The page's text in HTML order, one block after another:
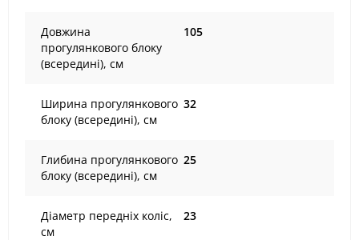
Довжина
прогулянкового блоку
(всередині), см
105
Ширина прогулянкового
блоку (всередині), см
32
Глибина прогулянкового
блоку (всередині), см
25
Діаметр передніх коліс,
см
23